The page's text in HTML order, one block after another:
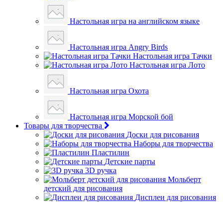
Настольная игра на английском языке
Настольная игра Angry Birds
Настольная игра Тачки
Настольная игра Лото
Настольная игра Охота
Настольная игра Морской бой
Товары для творчества
Доски для рисования
Наборы для творчества
Пластилин
Детские парты
3D ручка
Мольберт
детский для рисования
Дисплеи для рисования